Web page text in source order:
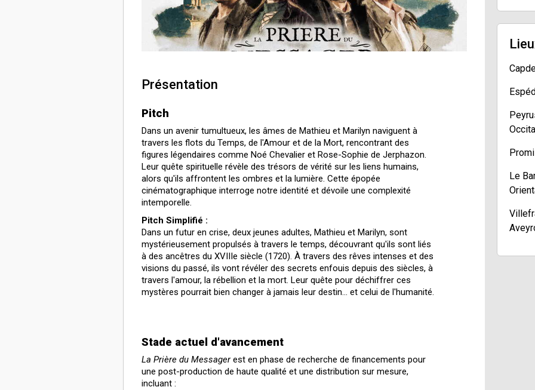
Présentation
Pitch
Dans un avenir tumultueux, les âmes de Mathieu et Marilyn naviguent à
travers les flots du Temps, de l'Amour et de la Mort, rencontrant des
figures légendaires comme Noé Chevalier et Rose-Sophie de Jerphazon.
Leur quête spirituelle révèle des trésors de vérité sur les liens humains,
alors qu'ils affrontent les ombres et la lumière. Cette épopée
cinématographique interroge notre identité et dévoile une complexité
intemporelle.
Pitch Simplifié :
Dans un futur en crise, deux jeunes adultes, Mathieu et Marilyn, sont
mystérieusement propulsés à travers le temps, découvrant qu'ils sont liés
à des ancêtres du XVIIIe siècle (1720). À travers des rêves intenses et des
visions du passé, ils vont révéler des secrets enfouis depuis des siècles, à
travers l'amour, la rébellion et la mort. Leur quête pour déchiffrer ces
mystères pourrait bien changer à jamais leur destin... et celui de l'humanité.
Stade actuel d'avancement
La Prière du Messagerest en phase de recherche de financements pour
une post-production de haute qualité et une distribution sur mesure,
incluant :
Le